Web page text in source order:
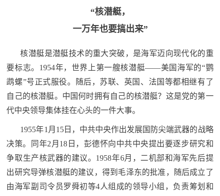
法
规
知
防
识
全
国
防
全
民
子
“核潜艇，
一万年也要搞出来”
核潜艇是潜艇技术的重大突破，是海军迈向现代化的重
要标志。1954年，世界上第一艘核潜艇——美国海军的“鹦
鹉螺”号正式服役。随后，苏联、英国、法国等都相继有了
自己的核潜艇。中国何时拥有自己的核潜艇？这是党的第一
代中央领导集体挂在心头的一件大事。
1955年1月15日，中共中央作出发展国防尖端武器的战略
决策。同年2月18日，彭德怀向中共中央提出要逐步研究和
争取生产核武器的建议。1958年6月，二机部和海军先后提
出研究导弹核潜艇的建议，得到毛泽东的批准，随后成立了
由海军副司令员罗舜初等4人组成的领导小组，负责筹划和